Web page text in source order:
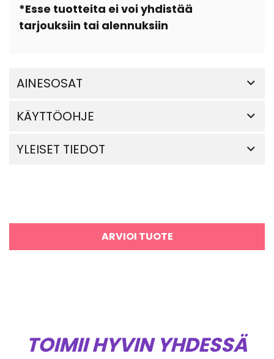
*Esse tuotteita ei voi yhdistää
tarjouksiin tai alennuksiin
AINESOSAT
KÄYTTÖOHJE
YLEISET TIEDOT
ARVIOI TUOTE
TOIMII HYVIN YHDESSÄ